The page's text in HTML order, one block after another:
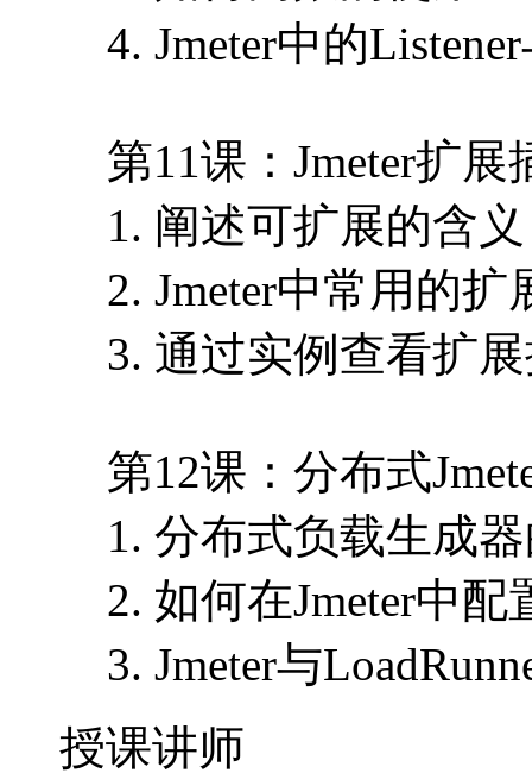
4. Jmeter中的
第11课：Jmeter扩展
1. 阐述可扩展的含义
2. Jmeter中常用的扩
3. 通过实例查看扩
第12课：分布式
1. 分布式负载生成
2. 如何在Jmeter中配
3. Jmeter与
授课讲师